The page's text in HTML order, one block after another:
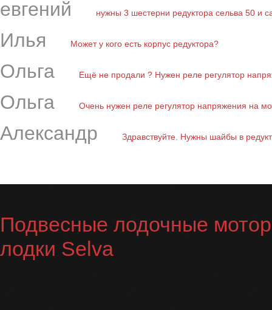
евгений нужны 3 шестерни редуктора сельва 50 и
Илья Может у кого есть корпус редуктора?
Ольга Ещё не продали ? Нужен реле регулятор
Ольга Очень нужен реле регулятор напряжения на
Александр Здравствуйте. Нужны шайбы в
Подвесные лодочные
лодки Selva